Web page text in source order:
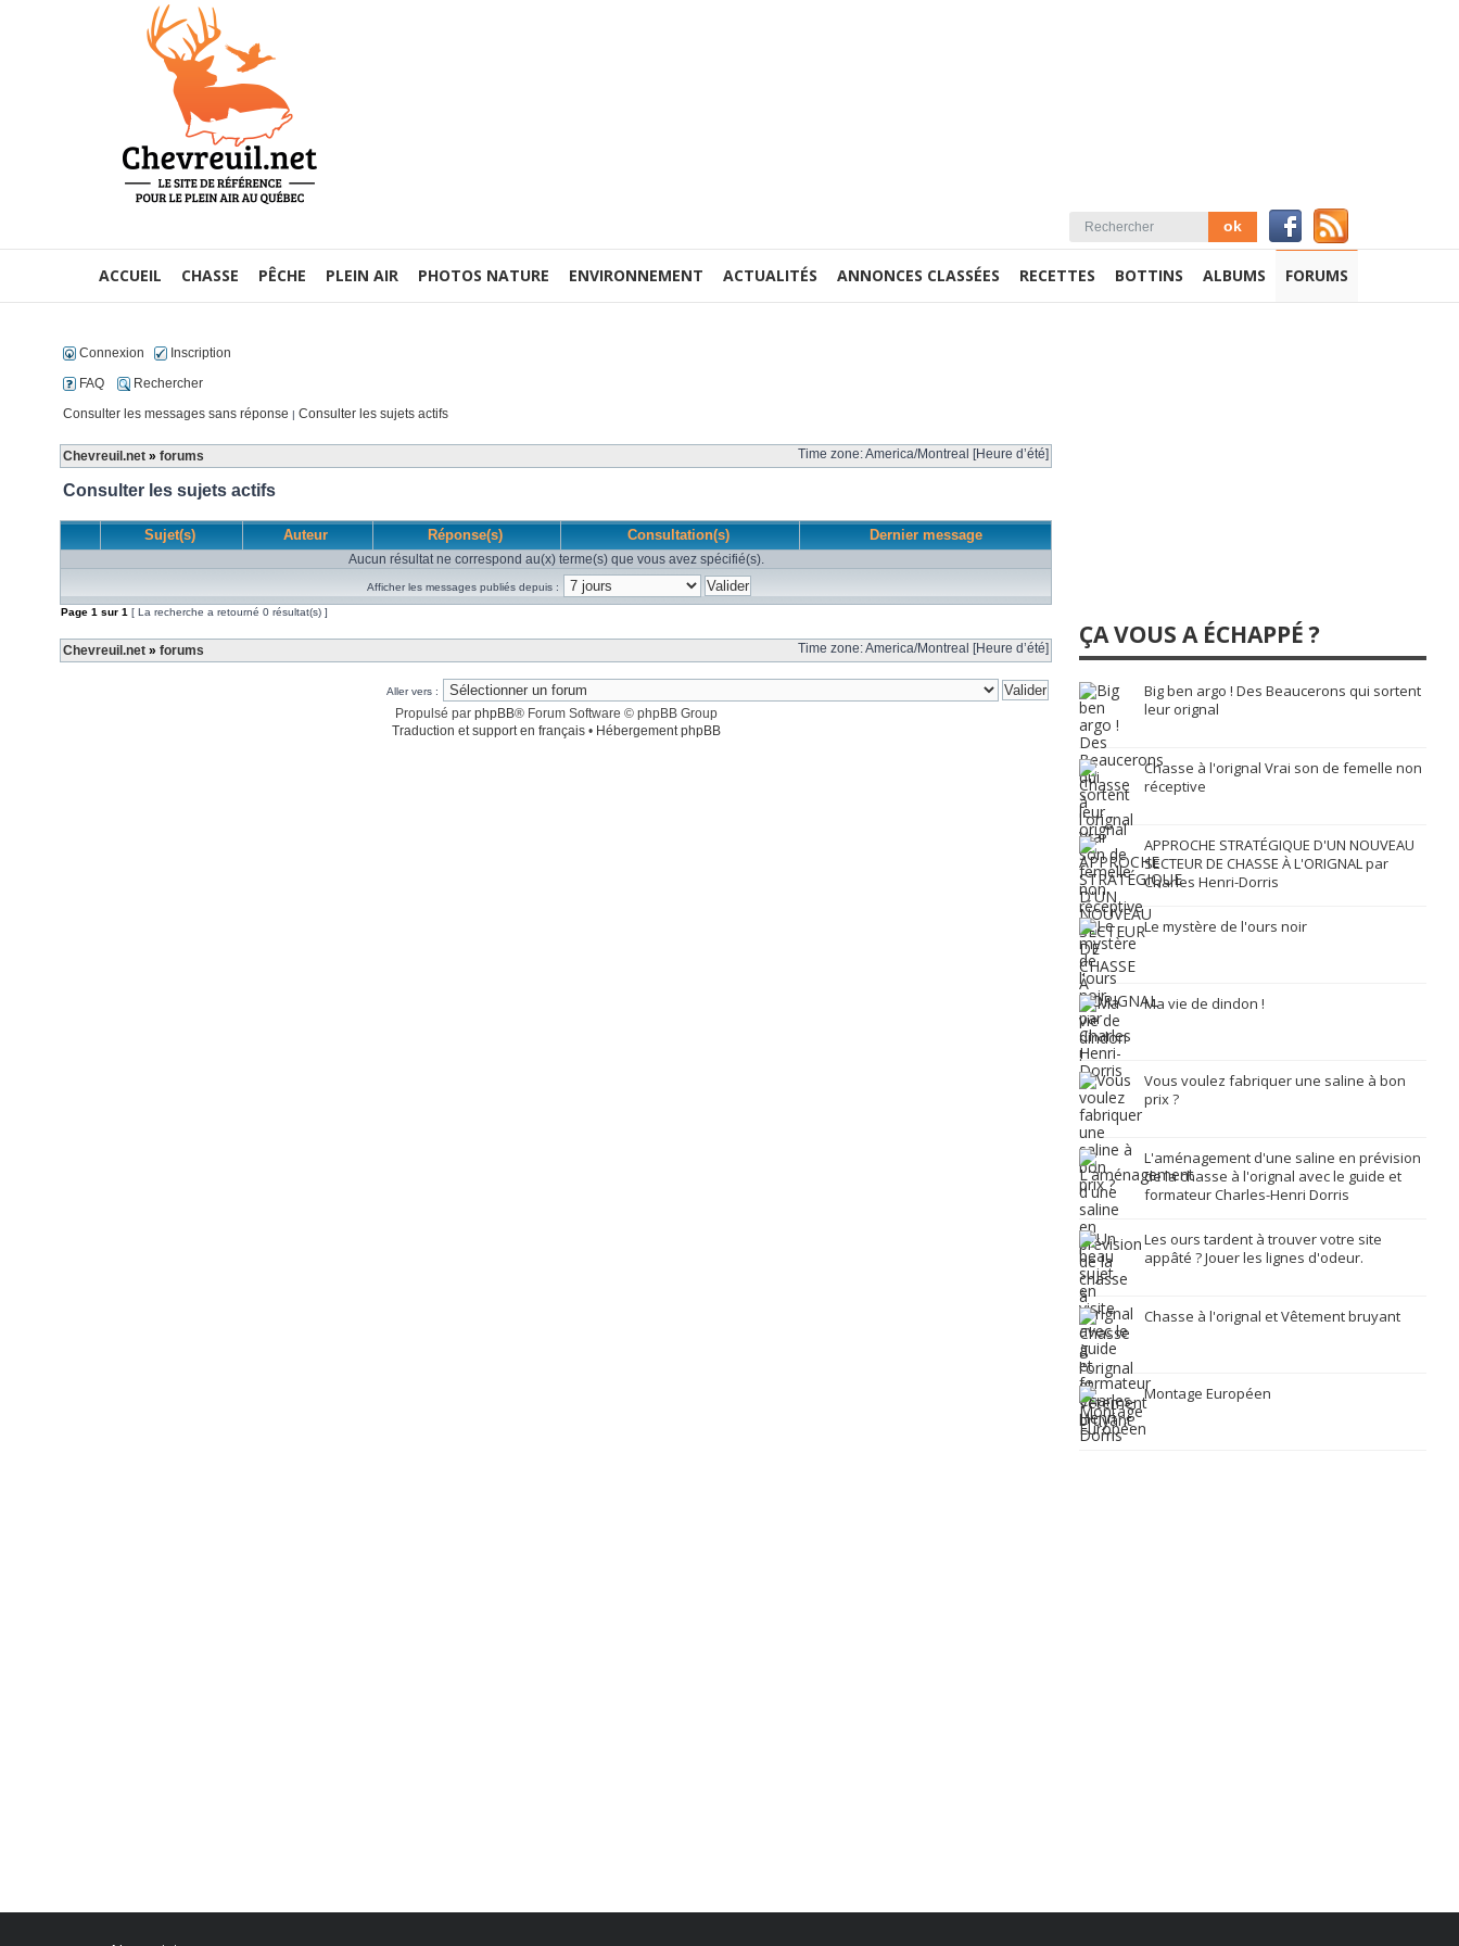
ACCUEIL CHASSE PÊCHE PLEIN AIR PHOTOS NATURE ENVIRONNEMENT ACTUALITÉS ANNONCES CLASSÉES RECETTES BOTTINS ALBUMS FORUMS
Connexion
Inscription
FAQ
Rechercher
Consulter les messages sans réponse | Consulter les sujets actifs
Chevreuil.net » forums Time zone: America/Montreal [Heure d’été]
Consulter les sujets actifs
Sujet(s) Auteur Réponse(s) Consultation(s) Dernier message
Aucun résultat ne correspond au(x) terme(s) que vous avez spécifié(s).
Afficher les messages publiés depuis :
Page 1 sur 1 [ La recherche a retourné 0 résultat(s) ]
Chevreuil.net » forums Time zone: America/Montreal [Heure d’été]
Aller vers :
Propulsé par phpBB® Forum Software © phpBB Group
Traduction et support en français• Hébergement phpBB
ÇA VOUS A ÉCHAPPÉ ?
Big ben argo ! Des Beaucerons qui sortent
leur orignal
Chasse à l'orignal Vrai son de femelle non
réceptive
APPROCHE STRATÉGIQUE D'UN NOUVEAU
SECTEUR DE CHASSE À L'ORIGNAL par
Charles Henri-Dorris
Le mystère de l'ours noir
Ma vie de dindon !
Vous voulez fabriquer une saline à bon
prix ?
L'aménagement d'une saline en prévision
de la chasse à l'orignal avec le guide et
formateur Charles-Henri Dorris
Les ours tardent à trouver votre site
appâté ? Jouer les lignes d'odeur.
Chasse à l'orignal et Vêtement bruyant
Montage Européen